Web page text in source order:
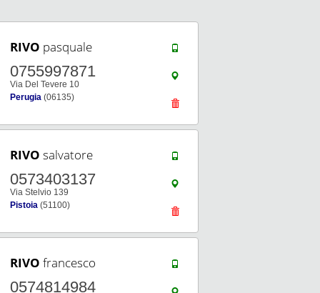
RIVO pasquale
0755997871
Via Del Tevere 10
Perugia (06135)
RIVO salvatore
0573403137
Via Stelvio 139
Pistoia (51100)
RIVO francesco
0574814984